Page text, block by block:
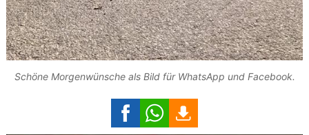
Schöne Morgenwünsche als Bild für WhatsApp und Facebook.